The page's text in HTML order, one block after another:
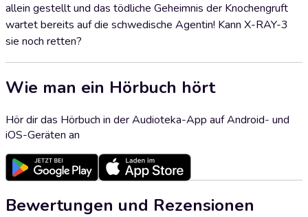
allein gestellt und das tödliche Geheimnis der Knochengruft
wartet bereits auf die schwedische Agentin! Kann X-RAY-3
sie noch retten?
Wie man ein Hörbuch hört
Hör dir das Hörbuch in der Audioteka-App auf Android- und
iOS-Geräten an
Bewertungen und Rezensionen